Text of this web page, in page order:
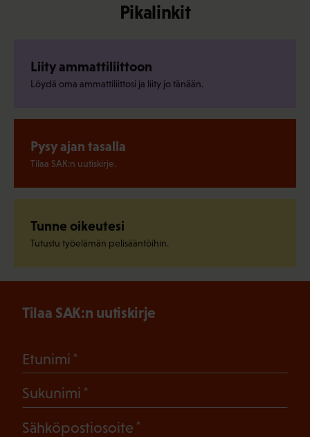
Pikalinkit
Liity ammattiliittoon
Löydä oma ammattiliittosi ja liity jo tänään.
Pysy ajan tasalla
Tilaa SAK:n uutiskirje.
Tunne oikeutesi
Tutustu työelämän pelisääntöihin.
Tilaa SAK:n uutiskirje
Etunimi
Sukunimi
Sähköpostiosoite